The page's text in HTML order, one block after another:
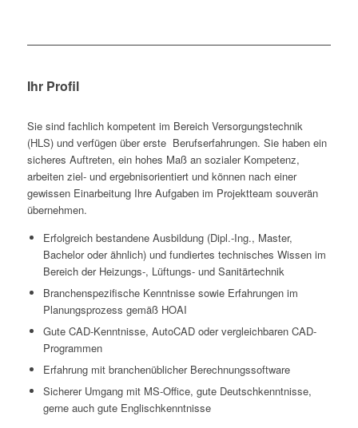
Ihr Profil
Sie sind fachlich kompetent im Bereich Versorgungstechnik
(HLS) und verfügen über erste Berufserfahrungen. Sie haben ein
sicheres Auftreten, ein hohes Maß an sozialer Kompetenz,
arbeiten ziel- und ergebnisorientiert und können nach einer
gewissen Einarbeitung Ihre Aufgaben im Projektteam souverän
übernehmen.
Erfolgreich bestandene Ausbildung (Dipl.-Ing., Master,
Bachelor oder ähnlich) und fundiertes technisches Wissen im
Bereich der Heizungs-, Lüftungs- und Sanitärtechnik
Branchenspezifische Kenntnisse sowie Erfahrungen im
Planungsprozess gemäß HOAI
Gute CAD-Kenntnisse, AutoCAD oder vergleichbaren CAD-
Programmen
Erfahrung mit branchenüblicher Berechnungssoftware
Sicherer Umgang mit MS-Office, gute Deutschkenntnisse,
gerne auch gute Englischkenntnisse